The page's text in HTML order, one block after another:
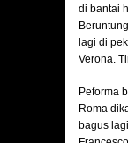
di bantai
lagi di
Verona.
Peforma
Roma
bagus